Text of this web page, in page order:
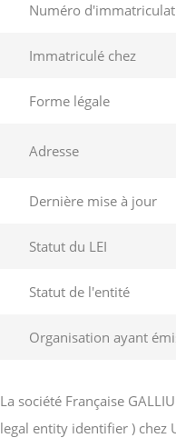
Numéro
Immatriculé chez
Forme légale
Adresse
Dernière mise à jour
Statut du LEI
Statut de l'entité
Organisation ayant
La société Française
legal entity identifier ) chez